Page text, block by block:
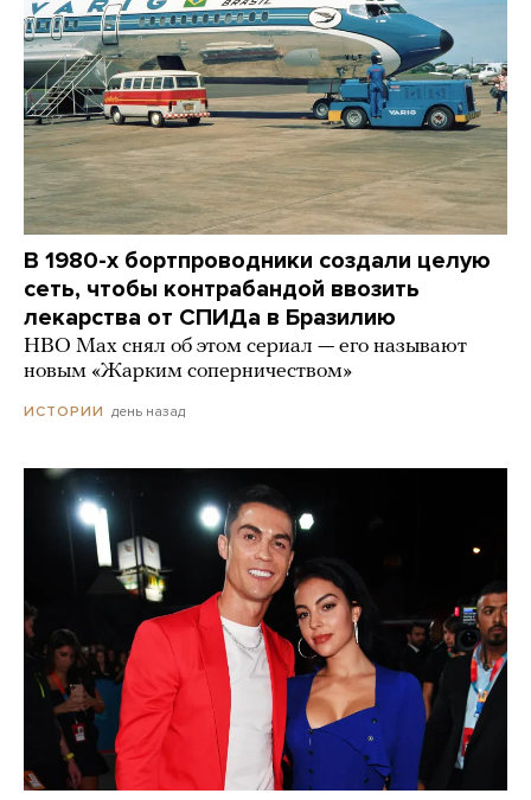
В 1980-х бортпроводники создали целую
сеть, чтобы контрабандой ввозить
лекарства от СПИДа в Бразилию
HBO Max снял об этом сериал — его называют
новым «Жарким соперничеством»
ИСТОРИИ день назад